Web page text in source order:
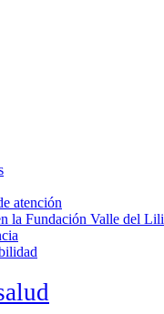
atención
la Fundación Valle del Lili